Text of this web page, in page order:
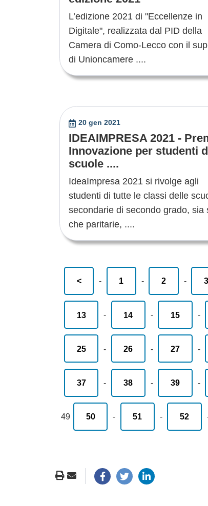
L’edizione 2021 di "Eccellenze in
Digitale", realizzata dal PID della
Camera di Como-Lecco con il
di Unioncamere ....
20 gen 2021
IDEAIMPRESA 2021 -
Innovazione per studenti
scuole ....
IdeaImpresa 2021 si rivolge agli
studenti di tutte le classi delle
secondarie di secondo grado, sia
che paritarie, ....
< - 1 - 2 - 3
13 - 14 - 15 -
25 - 26 - 27 -
37 - 38 - 39 -
49 50 - 51 - 52